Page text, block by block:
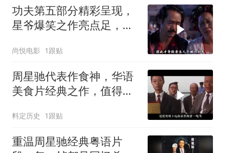
功夫第五部分精彩呈现，
星爷爆笑之作亮点足，艺
尚悦电影 1跟贴
周星驰代表作食神，华语
美食片经典之作，值得深
料定历史 1跟贴
重温周星驰经典粤语片